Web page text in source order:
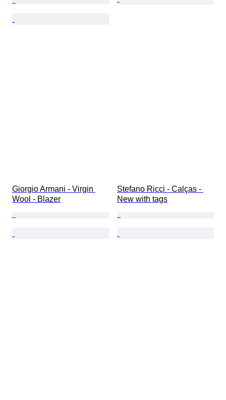
Giorgio Armani - Virgin
Wool - Blazer
Stefano Ricci - Calças -
New with tags